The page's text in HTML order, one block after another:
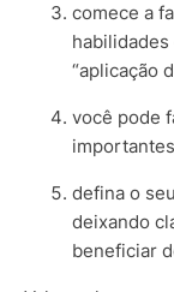
comece a
“aplicação
você pode
defina o
deixando
beneficiar